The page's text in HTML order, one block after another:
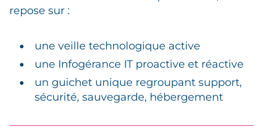
repose sur :
une veille technologique active
une Infogérance IT proactive et réactive
un guichet unique regroupant support,
sécurité, sauvegarde, hébergement